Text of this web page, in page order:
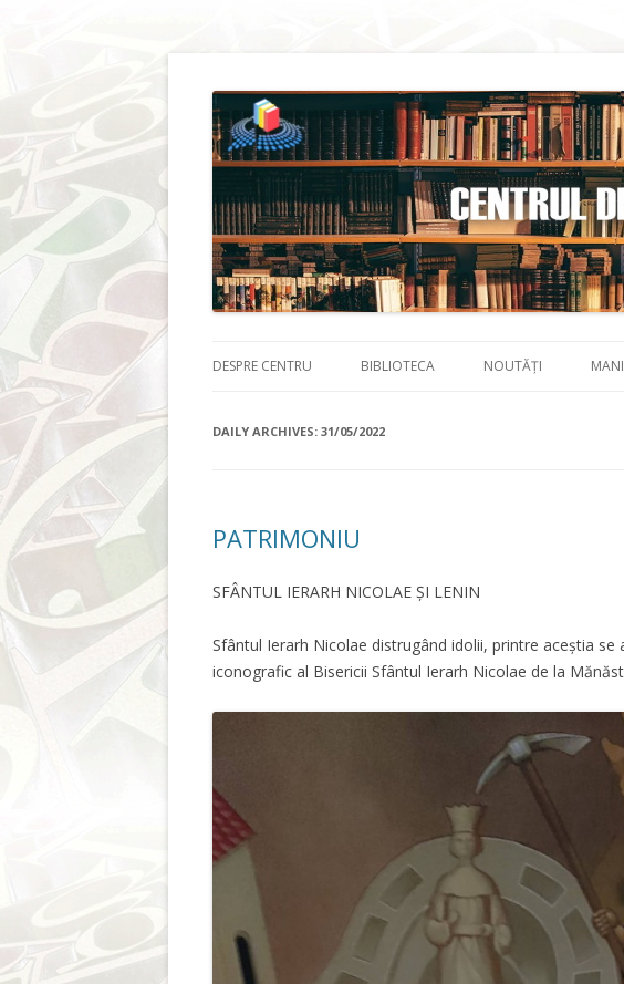
DESPRE CENTRU BIBLIOTECA NOUTĂȚI
DAILY ARCHIVES: 31/05/2022
PATRIMONIU
SFÂNTUL IERARH NICOLAE ȘI LENIN
Sfântul Ierarh Nicolae distrugând idolii, printre aceștia se
iconografic al Bisericii Sfântul Ierarh Nicolae de la